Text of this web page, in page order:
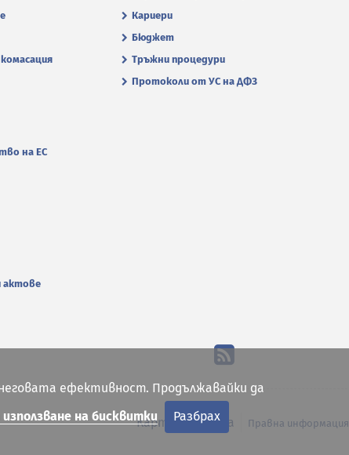
Кариери
Бюджет
Тръжни процедури
Протоколи от УС на ДФЗ
на ЕС
актове
Карта на сайта Правна информация
ефективност. Продължавайки да
на бисквитки Разбрах